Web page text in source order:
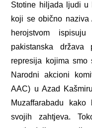
Stotine hiljada ljudi u
koji se obično naziva
herojstvom
pakistanska država
represija kojima smo
Narodni akcioni
AAC) u Azad
Muzaffarabadu
svojih zahtjeva.